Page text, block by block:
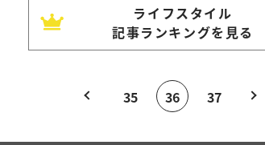
ライフスタイル
記事ランキングを見る
35 36 37